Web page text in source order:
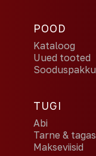
POOD
Kataloog
Uued tooted
TUGI
Abi
Tarne &
Makseviisid